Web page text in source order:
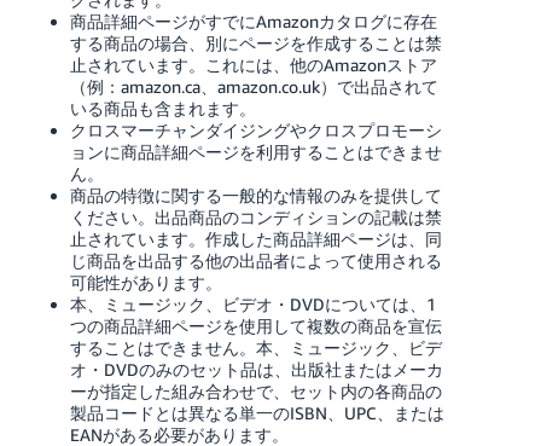
商品詳細ページがすでにAmazonカタログに存在
する商品の場合、別にページを作成することは禁
止されています。これには、他のAmazonストア
（例：amazon.ca、amazon.co.uk）で出品されて
いる商品も含まれます。
クロスマーチャンダイジングやクロスプロモーシ
ョンに商品詳細ページを利用することはできませ
ん。
商品の特徴に関する一般的な情報のみを提供して
ください。出品商品のコンディションの記載は禁
止されています。作成した商品詳細ページは、同
じ商品を出品する他の出品者によって使用される
可能性があります。
本、ミュージック、ビデオ・DVDについては、1
つの商品詳細ページを使用して複数の商品を宣伝
することはできません。本、ミュージック、ビデ
オ・DVDのみのセット品は、出版社またはメーカ
ーが指定した組み合わせで、セット内の各商品の
製品コードとは異なる単一のISBN、UPC、または
EANがある必要があります。